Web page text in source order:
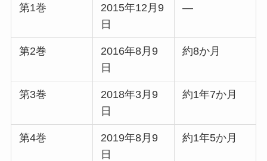
第1巻
2015年12月9
日
―
第2巻
2016年8月9
日
約8か月
第3巻
2018年3月9
日
約1年7か月
第4巻
2019年8月9
日
約1年5か月